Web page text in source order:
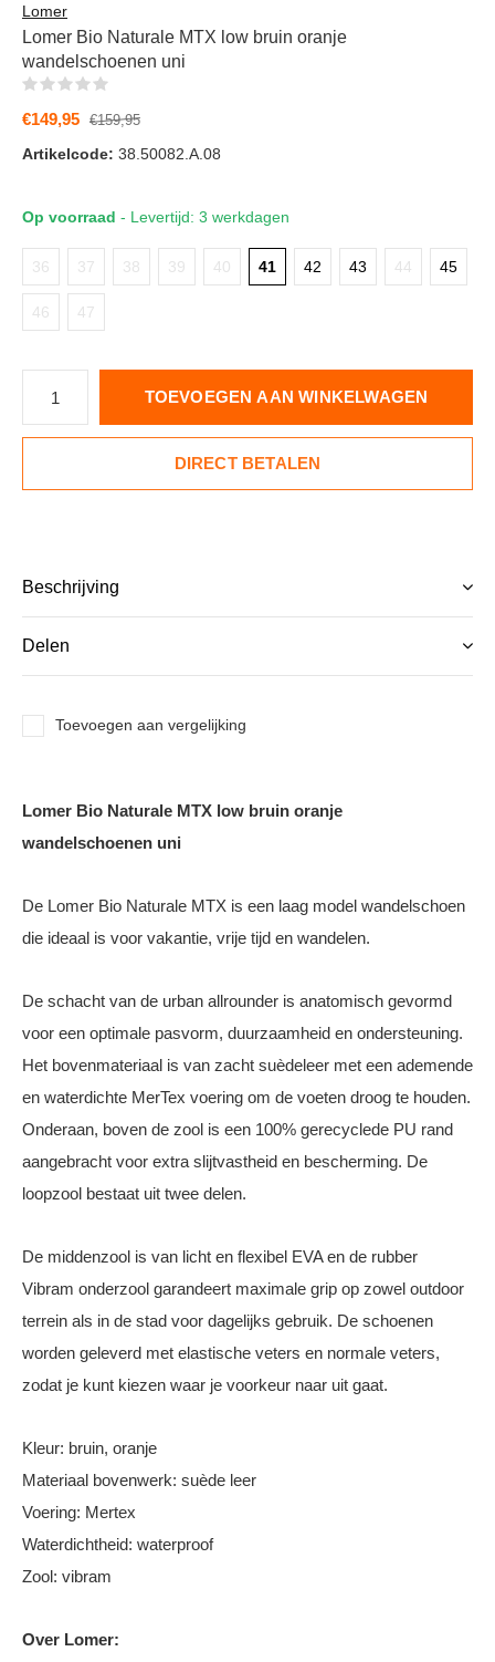
Lomer
Lomer Bio Naturale MTX low bruin oranje
wandelschoenen uni
€149,95 €159,95
Artikelcode: 38.50082.A.08
Op voorraad - Levertijd: 3 werkdagen
36 37 38 39 40 41 42 43 44 45
46 47
TOEVOEGEN AAN WINKELWAGEN
DIRECT BETALEN
Beschrijving
Delen
Toevoegen aan vergelijking
Lomer Bio Naturale MTX low bruin oranje
wandelschoenen uni
De Lomer Bio Naturale MTX is een laag model wandelschoen
die ideaal is voor vakantie, vrije tijd en wandelen.
De schacht van de urban allrounder is anatomisch gevormd
voor een optimale pasvorm, duurzaamheid en ondersteuning.
Het bovenmateriaal is van zacht suèdeleer met een ademende
en waterdichte MerTex voering om de voeten droog te houden.
Onderaan, boven de zool is een 100% gerecyclede PU rand
aangebracht voor extra slijtvastheid en bescherming. De
loopzool bestaat uit twee delen.
De middenzool is van licht en flexibel EVA en de rubber
Vibram onderzool garandeert maximale grip op zowel outdoor
terrein als in de stad voor dagelijks gebruik. De schoenen
worden geleverd met elastische veters en normale veters,
zodat je kunt kiezen waar je voorkeur naar uit gaat.
Kleur: bruin, oranje
Materiaal bovenwerk: suède leer
Voering: Mertex
Waterdichtheid: waterproof
Zool: vibram
Over Lomer: